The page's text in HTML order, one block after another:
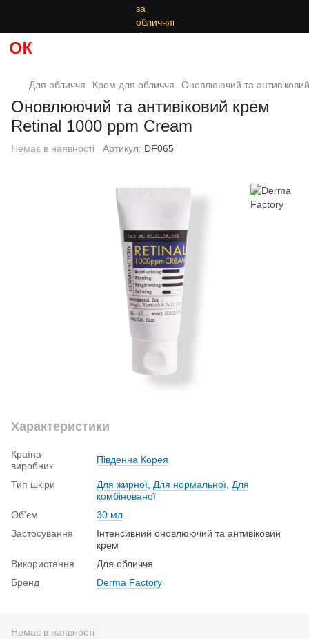
Для обличчя Крем для обличчя Оновлюючий та
Оновлюючий та антивіковий крем
Retinal 1000 ppm Cream
Немає в наявності Артикул: DF065
Характеристики
Країна
виробник
Південна Корея
Тип шкіри Для жирної Для нормальної Для
комбінованої
Об'єм
30 мл
Застосування
Інтенсивний оновлюючий та антивіковий
крем
Використання
Для обличчя
Бренд
Derma Factory
Немає в наявності